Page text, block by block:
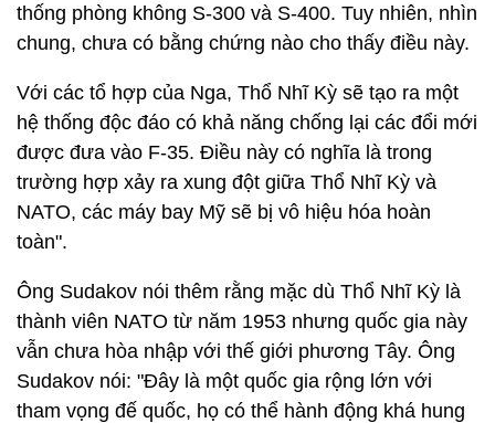
thống phòng không S-300 và S-400. Tuy nhiên, nhìn
chung, chưa có bằng chứng nào cho thấy điều này.
Với các tổ hợp của Nga, Thổ Nhĩ Kỳ sẽ tạo ra một
hệ thống độc đáo có khả năng chống lại các đổi mới
được đưa vào F-35. Điều này có nghĩa là trong
trường hợp xảy ra xung đột giữa Thổ Nhĩ Kỳ và
NATO, các máy bay Mỹ sẽ bị vô hiệu hóa hoàn
toàn".
Ông Sudakov nói thêm rằng mặc dù Thổ Nhĩ Kỳ là
thành viên NATO từ năm 1953 nhưng quốc gia này
vẫn chưa hòa nhập với thế giới phương Tây. Ông
Sudakov nói: "Đây là một quốc gia rộng lớn với
tham vọng đế quốc, họ có thể hành động khá hung